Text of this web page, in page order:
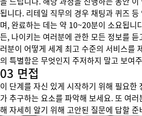
됩니다. 리테일 직무의 경우 채팅과 퀴즈
며, 완료하는 데는 약 10~20분이 소요됩니
든, 나이키는 여러분에 관한 모든 정보를
러분이 어떻게 세계 최고 수준의 서비스를
의 특별함은 무엇인지 주저하지 말고 보여
03 면접
이 단계를 자신 있게 시작하기 위해 필요한
가 추구하는 요소를 파악해 보세요. 또 여
해 자세히 알기 위해 고안된 질문에 답할